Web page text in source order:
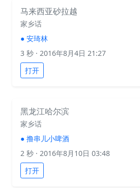
马来西亚砂拉越
家乡话
● 安琦林
3 秒 · 2016年8月4日 21:27
打开
黑龙江哈尔滨
家乡话
● 撸串儿小啤酒
2 秒 · 2016年8月10日 03:48
打开